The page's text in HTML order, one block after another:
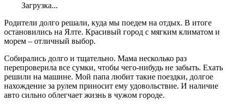
Загрузка...
Родители долго решали, куда мы поедем на отдых. В итоге
остановились на Ялте. Красивый город с мягким климатом и
морем – отличный выбор.
Собирались долго и тщательно. Мама несколько раз
перепроверила все сумки, чтобы чего-нибудь не забыть. Ехать
решили на машине. Мой папа любит такие поездки, долгое
нахождение за рулем приносит ему удовольствие. И наличие
авто сильно облегчает жизнь в чужом городе.